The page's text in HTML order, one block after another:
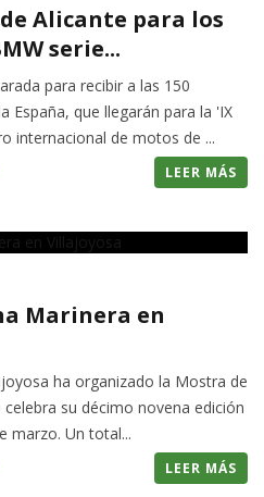
Alicante para los
serie...
para recibir a las 150
España, que llegarán para la 'IX
internacional de motos de ...
LEER MÁS
Marinera en
ha organizado la Mostra de
su décimo novena edición
marzo. Un total...
LEER MÁS